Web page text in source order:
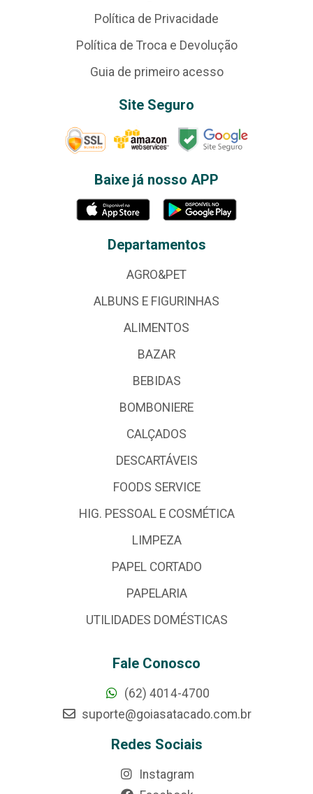
Política de Privacidade
Política de Troca e Devolução
Guia de primeiro acesso
Site Seguro
Baixe já nosso APP
Departamentos
AGRO&PET
ALBUNS E FIGURINHAS
ALIMENTOS
BAZAR
BEBIDAS
BOMBONIERE
CALÇADOS
DESCARTÁVEIS
FOODS SERVICE
HIG. PESSOAL E COSMÉTICA
LIMPEZA
PAPEL CORTADO
PAPELARIA
UTILIDADES DOMÉSTICAS
Fale Conosco
(62) 4014-4700
suporte@goiasatacado.com.br
Redes Sociais
Instagram